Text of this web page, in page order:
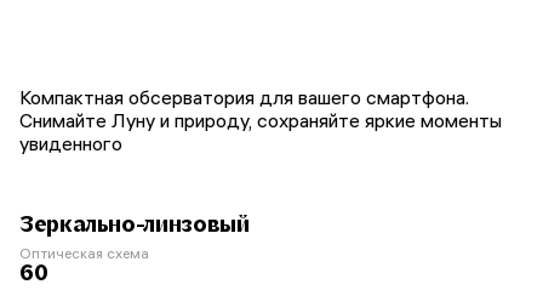
Компактная обсерватория для вашего смартфона.
Снимайте Луну и природу, сохраняйте яркие моменты
увиденного
Зеркально-линзовый
Оптическая схема
60